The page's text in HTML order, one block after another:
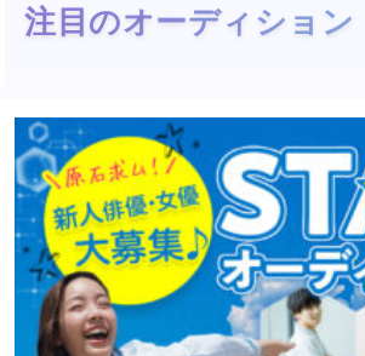
注目のオーディション